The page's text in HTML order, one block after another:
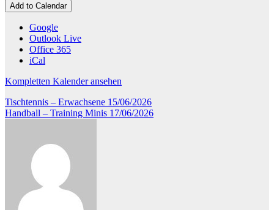
Add to Calendar
Google
Outlook Live
Office 365
iCal
Kompletten Kalender ansehen
Beitragsnavigation
Tischtennis – Erwachsene 15/06/2026
Handball – Training Minis 17/06/2026